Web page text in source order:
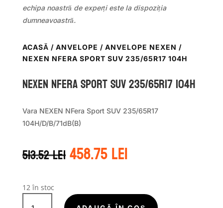
echipa noastră de experți este la dispoziția
dumneavoastră.
ACASĂ / ANVELOPE / ANVELOPE NEXEN /
NEXEN NFERA SPORT SUV 235/65R17 104H
Nexen NFERA SPORT SUV 235/65R17 104H
Vara NEXEN NFera Sport SUV 235/65R17
104H/D/B/71dB(B)
513.52leiPrețul
inițial
513.52 lei.
458.75leiPrețul
curent
12 în stoc
Cantitate